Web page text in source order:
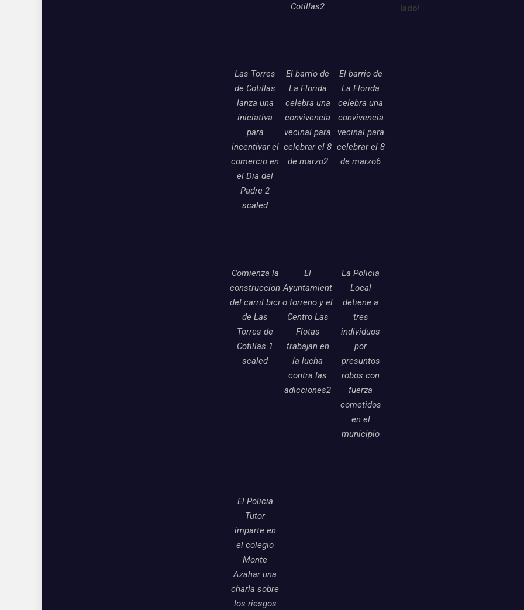
Cotillas2
Las Torres
de Cotillas
lanza una
iniciativa
para
incentivar el
comercio en
el Dia del
Padre 2
scaled
El barrio de
La Florida
celebra una
convivencia
vecinal para
celebrar el 8
de marzo2
El barrio de
La Florida
celebra una
convivencia
vecinal para
celebrar el 8
de marzo6
Comienza la
construccion
del carril bici
de Las
Torres de
Cotillas 1
scaled
El
Ayuntamient
o torreno y el
Centro Las
Flotas
trabajan en
la lucha
contra las
adicciones2
La Policia
Local
detiene a
tres
individuos
por
presuntos
robos con
fuerza
cometidos
en el
municipio
El Policia
Tutor
imparte en
el colegio
Monte
Azahar una
charla sobre
los riesgos
lado!